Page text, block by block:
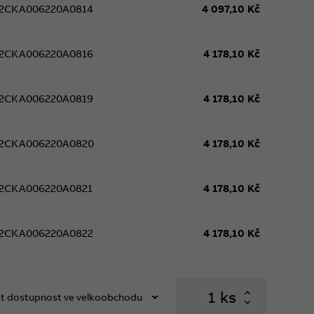
4 097,10 Kč
4 178,10 Kč
4 178,10 Kč
4 178,10 Kč
4 178,10 Kč
4 178,10 Kč
dostupnost ve velkoobchodu ks